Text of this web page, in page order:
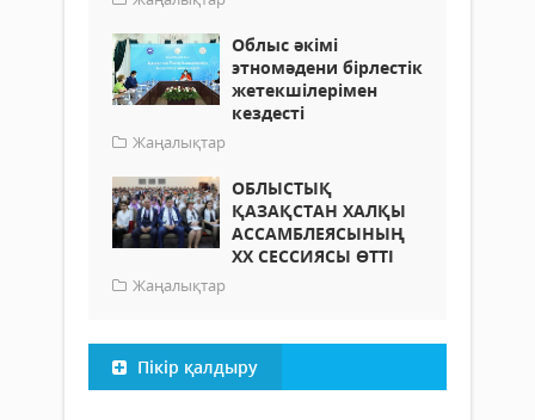
Облыс әкімі
этномәдени бірлестік
жетекшілерімен
кездесті
Жаңалықтар
ОБЛЫСТЫҚ
ҚАЗАҚСТАН ХАЛҚЫ
АССАМБЛЕЯСЫНЫҢ
ХХ СЕССИЯСЫ ӨТТІ
Жаңалықтар
Пікір қалдыру